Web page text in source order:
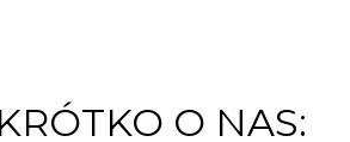
KRÓTKO O NAS: